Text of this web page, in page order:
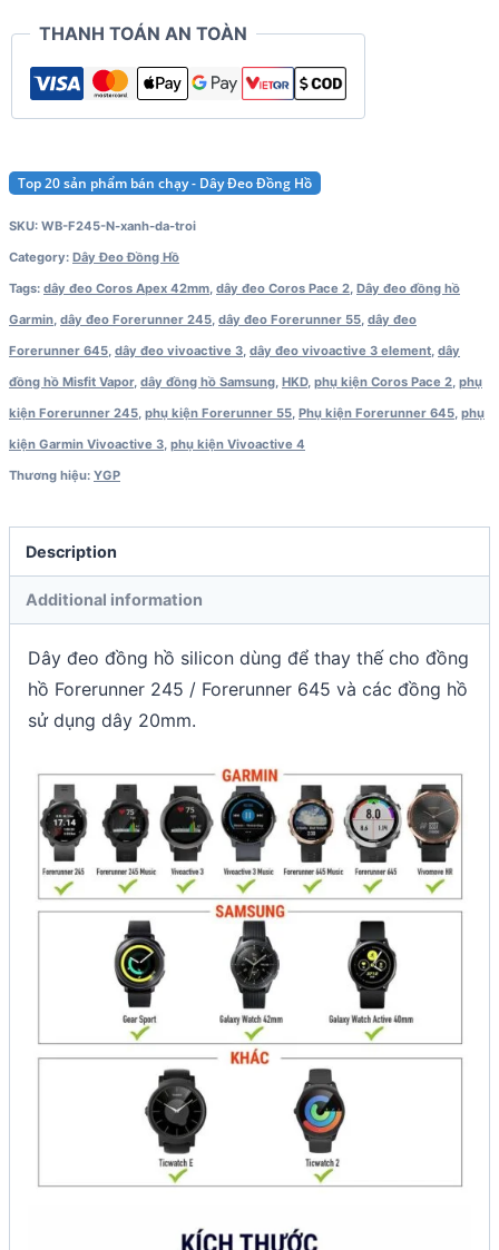
Coros
2
quantity
THANH TOÁN AN TOÀN
Top 20 sản phẩm bán chạy - Dây Đeo Đồng Hồ
SKU: WB-F245-N-xanh-da-troi
Category: Dây Đeo Đồng Hồ
Tags: dây đeo Coros Apex 42mm, dây đeo Coros Pace 2, Dây đeo đồng hồ
Garmin, dây đeo Forerunner 245, dây đeo Forerunner 55, dây đeo
Forerunner 645, dây đeo vivoactive 3, dây đeo vivoactive 3 element, dây
đồng hồ Misfit Vapor, dây đồng hồ Samsung, HKD, phụ kiện Coros Pace 2, phụ
kiện Forerunner 245, phụ kiện Forerunner 55, Phụ kiện Forerunner 645, phụ
kiện Garmin Vivoactive 3, phụ kiện Vivoactive 4
Thương hiệu: YGP
Description
Additional information
Dây đeo đồng hồ silicon dùng để thay thế cho đồng
hồ Forerunner 245 / Forerunner 645 và các đồng hồ
sử dụng dây 20mm.